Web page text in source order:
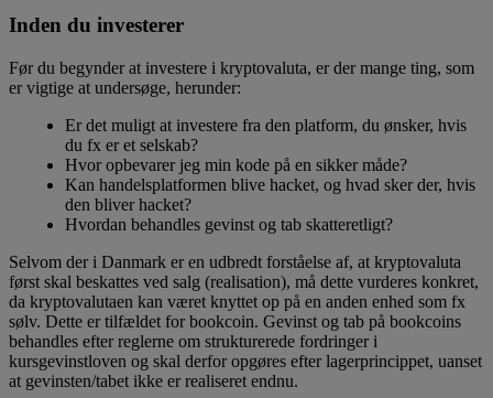
Inden du investerer
Før du begynder at investere i kryptovaluta, er der mange ting, som
er vigtige at undersøge, herunder:
Er det muligt at investere fra den platform, du ønsker, hvis
du fx er et selskab?
Hvor opbevarer jeg min kode på en sikker måde?
Kan handelsplatformen blive hacket, og hvad sker der, hvis
den bliver hacket?
Hvordan behandles gevinst og tab skatteretligt?
Selvom der i Danmark er en udbredt forståelse af, at kryptovaluta
først skal beskattes ved salg (realisation), må dette vurderes konkret,
da kryptovalutaen kan været knyttet op på en anden enhed som fx
sølv. Dette er tilfældet for bookcoin. Gevinst og tab på bookcoins
behandles efter reglerne om strukturerede fordringer i
kursgevinstloven og skal derfor opgøres efter lagerprincippet, uanset
at gevinsten/tabet ikke er realiseret endnu.